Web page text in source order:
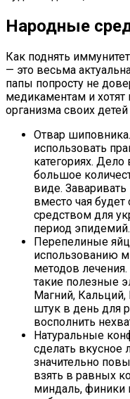
Народные
Как поднять
— это весьма
папы попросту не
медикаментам и хотят
организма своих
Отвар
использовать
категориях. Дело
большое
виде.
вместо чая
средством для
период эпидемий.
Перепелиные
использованию
методов
такие полезные
Магний,
штук в день для
восполнить
Натуральные
сделать вкусное
значительно
взять в равных
миндаль, финики